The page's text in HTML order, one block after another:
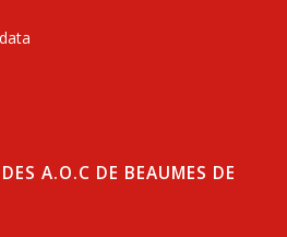
A.O.C DE BEAUMES DE